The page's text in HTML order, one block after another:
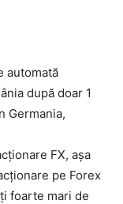
automată
după doar 1
Germania,
FX, așa
pe Forex
foarte mari de